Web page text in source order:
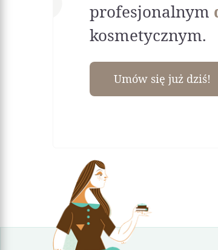
profesjonalnym
kosmetycznym.
Umów się już dziś!